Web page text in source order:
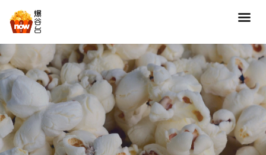
搜尋
全部類型
劇情
喜劇
動作
愛情
歷險
驚慄
恐怖